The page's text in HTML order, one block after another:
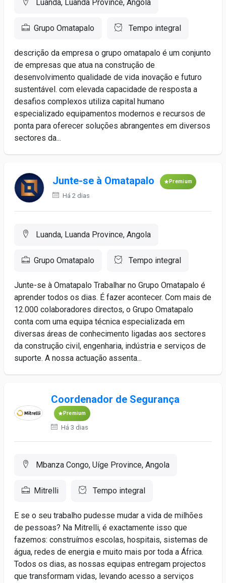
Luanda, Luanda Province, Angola
Grupo Omatapalo Tempo integral
descrição da empresa o grupo omatapalo é um conjunto
de empresas que atua na construção de
desenvolvimento qualidade de vida inovação e futuro
sustentável. com elevada capacidade de resposta a
desafios complexos utiliza capital humano
especializado equipamentos modernos e recursos de
ponta para oferecer soluções abrangentes em diversos
sectores da...
Junte-se à Omatapalo Premium
Há 2 dias
Luanda, Luanda Province, Angola
Grupo Omatapalo Tempo integral
Junte-se à Omatapalo Trabalhar no Grupo Omatapalo é
aprender todos os dias. É fazer acontecer. Com mais de
12.000 colaboradores directos, o Grupo Omatapalo
conta com uma equipa técnica especializada em
diversas áreas de conhecimento ligadas aos sectores
da construção civil, engenharia, indústria e serviços de
suporte. A nossa actuação assenta...
Coordenador de Segurança
Premium
Há 3 dias
Mbanza Congo, Uíge Province, Angola
Mitrelli Tempo integral
E se o seu trabalho pudesse mudar a vida de milhões
de pessoas? Na Mitrelli, é exactamente isso que
fazemos: construímos escolas, hospitais, sistemas de
água, redes de energia e muito mais por toda a África.
Todos os dias, as nossas equipas entregam projectos
que transformam vidas, levando acesso a serviços